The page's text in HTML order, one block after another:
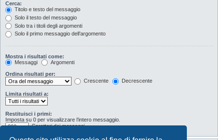
Cerca:
Titolo e testo del messaggio
Solo il testo del messaggio
Solo tra i titoli degli argomenti
Solo il primo messaggio dell’argomento
Mostra i risultati come:
Messaggi
Argomenti
Ordina risultati per:
Crescente
Decrescente
Limita risultati a:
Restituisci i primi:
Imposta su 0 per visualizzare l’intero messaggio.
Caratteri dei messaggi